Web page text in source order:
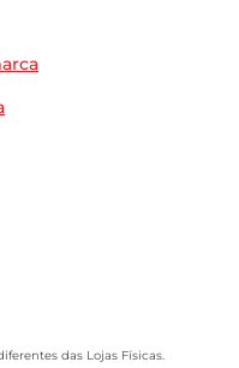
das Lojas Físicas.